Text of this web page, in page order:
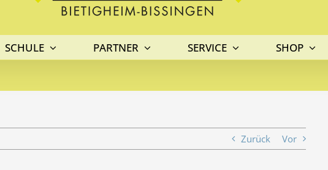
SCHULE PARTNER SERVICE SHOP
Zurück Vor